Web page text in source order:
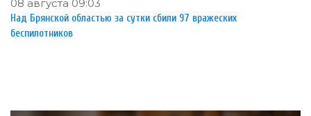
08 августа 09:03
Над Брянской областью за сутки сбили 97 вражеских
беспилотников